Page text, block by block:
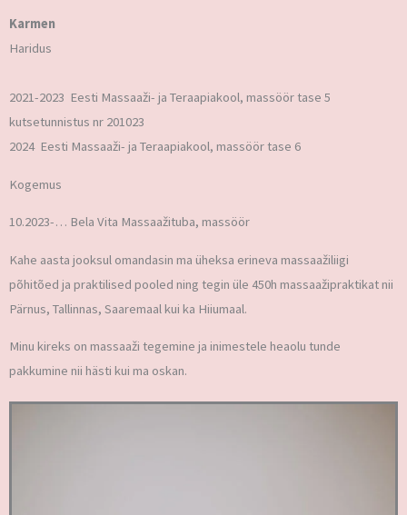
Karmen
Haridus
2021-2023 Eesti Massaaži- ja Teraapiakool, massöör tase 5
kutsetunnistus nr 201023
2024 Eesti Massaaži- ja Teraapiakool, massöör tase 6
Kogemus
10.2023-… Bela Vita Massaažituba, massöör
Kahe aasta jooksul omandasin ma üheksa erineva massaažiliigi
põhitõed ja praktilised pooled ning tegin üle 450h massaažipraktikat nii
Pärnus, Tallinnas, Saaremaal kui ka Hiiumaal.
Minu kireks on massaaži tegemine ja inimestele heaolu tunde
pakkumine nii hästi kui ma oskan.